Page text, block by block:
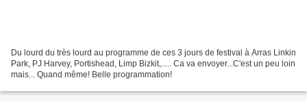
Du lourd du très lourd au programme de ces 3 jours de festival à Arras Linkin
Park, PJ Harvey, Portishead, Limp Bizkit,..... Ca va envoyer...C'est un peu loin
mais... Quand même! Belle programmation!